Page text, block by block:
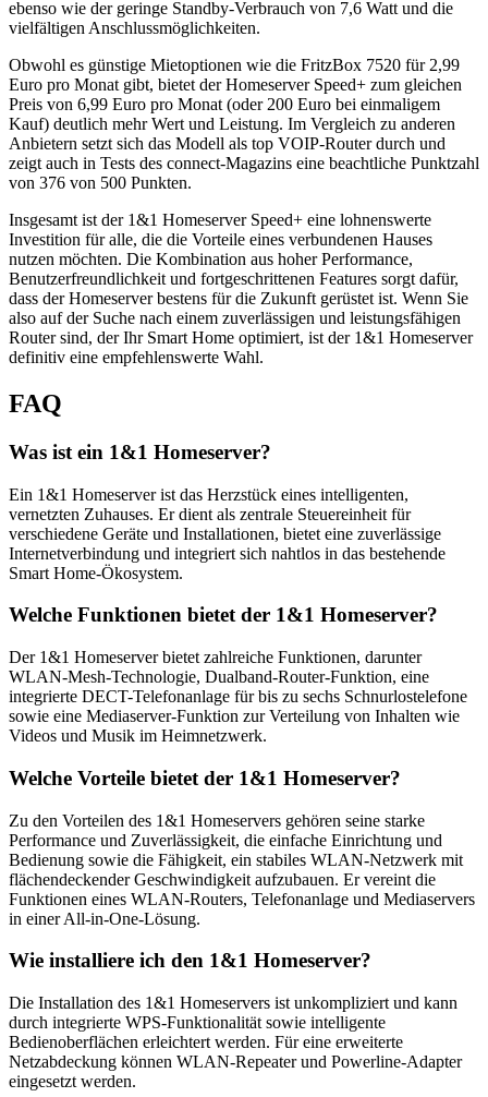
ebenso wie der geringe Standby-Verbrauch von 7,6 Watt und die
vielfältigen Anschlussmöglichkeiten.
Obwohl es günstige Mietoptionen wie die FritzBox 7520 für 2,99
Euro pro Monat gibt, bietet der Homeserver Speed+ zum gleichen
Preis von 6,99 Euro pro Monat (oder 200 Euro bei einmaligem
Kauf) deutlich mehr Wert und Leistung. Im Vergleich zu anderen
Anbietern setzt sich das Modell als top VOIP-Router durch und
zeigt auch in Tests des connect-Magazins eine beachtliche Punktzahl
von 376 von 500 Punkten.
Insgesamt ist der 1&1 Homeserver Speed+ eine lohnenswerte
Investition für alle, die die Vorteile eines verbundenen Hauses
nutzen möchten. Die Kombination aus hoher Performance,
Benutzerfreundlichkeit und fortgeschrittenen Features sorgt dafür,
dass der Homeserver bestens für die Zukunft gerüstet ist. Wenn Sie
also auf der Suche nach einem zuverlässigen und leistungsfähigen
Router sind, der Ihr Smart Home optimiert, ist der 1&1 Homeserver
definitiv eine empfehlenswerte Wahl.
FAQ
Was ist ein 1&1 Homeserver?
Ein 1&1 Homeserver ist das Herzstück eines intelligenten,
vernetzten Zuhauses. Er dient als zentrale Steuereinheit für
verschiedene Geräte und Installationen, bietet eine zuverlässige
Internetverbindung und integriert sich nahtlos in das bestehende
Smart Home-Ökosystem.
Welche Funktionen bietet der 1&1 Homeserver?
Der 1&1 Homeserver bietet zahlreiche Funktionen, darunter
WLAN-Mesh-Technologie, Dualband-Router-Funktion, eine
integrierte DECT-Telefonanlage für bis zu sechs Schnurlostelefone
sowie eine Mediaserver-Funktion zur Verteilung von Inhalten wie
Videos und Musik im Heimnetzwerk.
Welche Vorteile bietet der 1&1 Homeserver?
Zu den Vorteilen des 1&1 Homeservers gehören seine starke
Performance und Zuverlässigkeit, die einfache Einrichtung und
Bedienung sowie die Fähigkeit, ein stabiles WLAN-Netzwerk mit
flächendeckender Geschwindigkeit aufzubauen. Er vereint die
Funktionen eines WLAN-Routers, Telefonanlage und Mediaservers
in einer All-in-One-Lösung.
Wie installiere ich den 1&1 Homeserver?
Die Installation des 1&1 Homeservers ist unkompliziert und kann
durch integrierte WPS-Funktionalität sowie intelligente
Bedienoberflächen erleichtert werden. Für eine erweiterte
Netzabdeckung können WLAN-Repeater und Powerline-Adapter
eingesetzt werden.